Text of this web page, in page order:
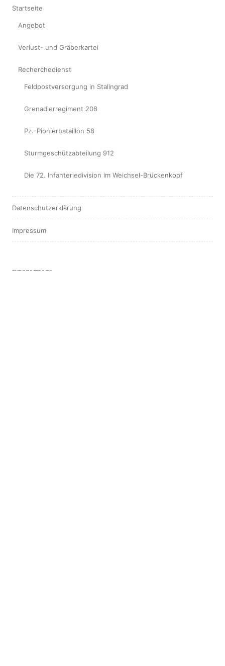
Startseite
Angebot
Verlust- und Gräberkartei
Recherchedienst
Feldpostversorgung in Stalingrad
Grenadierregiment 208
Pz.-Pionierbataillon 58
Sturmgeschützabteilung 912
Die 72. Infanteriedivision im Weichsel-Brückenkopf
Datenschutzerklärung
Impressum
INFORMELLES